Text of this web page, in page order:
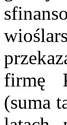
firmę
(suma